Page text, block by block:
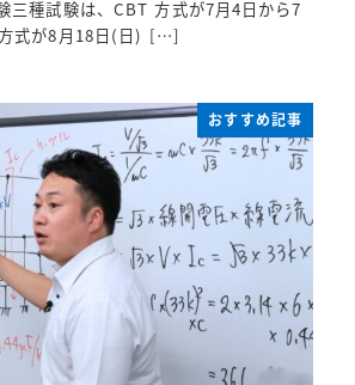
三種試験は、CBT 方式が7月4日から7
式が8月18日(日) […]
おすすめ記事